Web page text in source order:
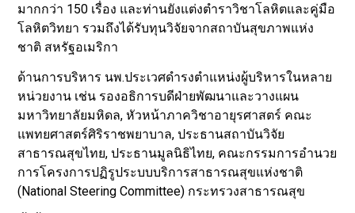
มากกว่า 150 เรื่อง และท่านยังแต่งตำราวิชาโลหิตและคู่มือ
โลหิตวิทยา รวมถึงได้รับทุนวิจัยจากสถาบันสุขภาพแห่ง
ชาติ สหรัฐอเมริกา
ด้านการบริหาร นพ.ประเวศดำรงตำแหน่งผู้บริหารในหลาย
หน่วยงาน เช่น รองอธิการบดีฝ่ายพัฒนาและวางแผน
มหาวิทยาลัยมหิดล, หัวหน้าภาควิชาอายุรศาสตร์ คณะ
แพทยศาสตร์ศิริราชพยาบาล, ประธานสถาบันวิจัย
สาธารณสุขไทย, ประธานมูลนิธิไทย, คณะกรรมการอำนวย
การโครงการปฏิรูประบบบริการสาธารณสุขแห่งชาติ
(National Steering Committee) กระทรวงสาธารณสุข